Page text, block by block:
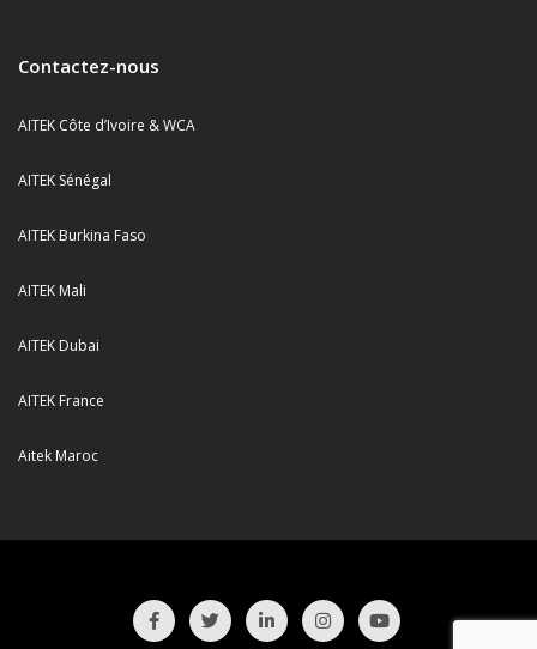
Contactez-nous
AITEK Côte d’Ivoire & WCA
AITEK Sénégal
AITEK Burkina Faso
AITEK Mali
AITEK Dubai
AITEK France
Aitek Maroc